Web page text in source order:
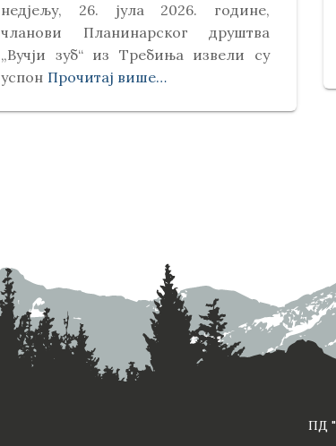
недјељу, 26. јула 2026. године,
чланови Планинарског друштва
„Вучји зуб“ из Требиња извели су
успон Прочитај више…
ПД